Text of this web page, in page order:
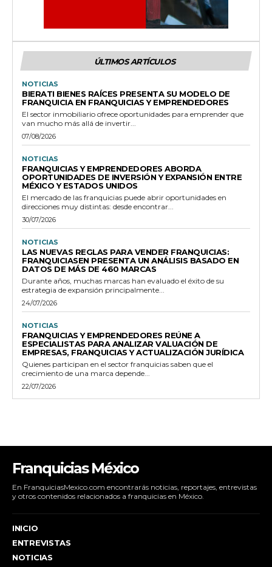
ÚLTIMOS ARTÍCULOS
NOTICIAS
BIERATI BIENES RAÍCES PRESENTA SU MODELO DE
FRANQUICIA EN FRANQUICIAS Y EMPRENDEDORES
El sector inmobiliario ofrece oportunidades para emprender que
van mucho más allá de invertir...
07/08/2026
NOTICIAS
FRANQUICIAS Y EMPRENDEDORES ABORDA
OPORTUNIDADES DE INVERSIÓN Y EXPANSIÓN ENTRE
MÉXICO Y ESTADOS UNIDOS
El mercado de las franquicias puede abrir oportunidades en
direcciones muy distintas: desde encontrar...
30/07/2026
NOTICIAS
LAS NUEVAS REGLAS PARA VENDER FRANQUICIAS:
FRANQUICIASEN PRESENTA UN ANÁLISIS BASADO EN
DATOS DE MÁS DE 460 MARCAS
Durante años, muchas marcas han evaluado el éxito de su
estrategia de expansión principalmente...
24/07/2026
NOTICIAS
FRANQUICIAS Y EMPRENDEDORES REÚNE A
ESPECIALISTAS PARA ANALIZAR VALUACIÓN DE
EMPRESAS, FRANQUICIAS Y ACTUALIZACIÓN JURÍDICA
Quienes participan en el sector franquicias saben que el
crecimiento de una marca depende...
22/07/2026
Franquicias México
En FranquiciasMexico.com encontrarás noticias, reportajes, entrevistas
y otros contenidos relacionados a franquicias en México.
INICIO
ENTREVISTAS
NOTICIAS